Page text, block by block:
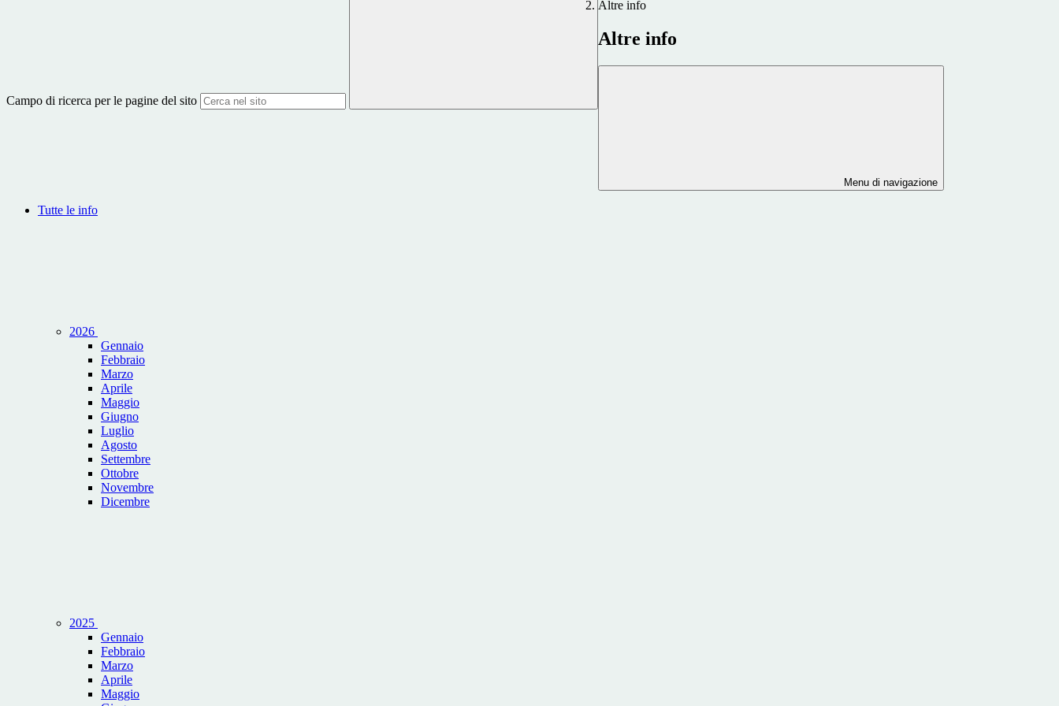
Campo di ricerca per le pagine del sito
Altre info
Altre info
Menu di navigazione
Tutte le info
2026
Gennaio
Febbraio
Marzo
Aprile
Maggio
Giugno
Luglio
Agosto
Settembre
Ottobre
Novembre
Dicembre
2025
Gennaio
Febbraio
Marzo
Aprile
Maggio